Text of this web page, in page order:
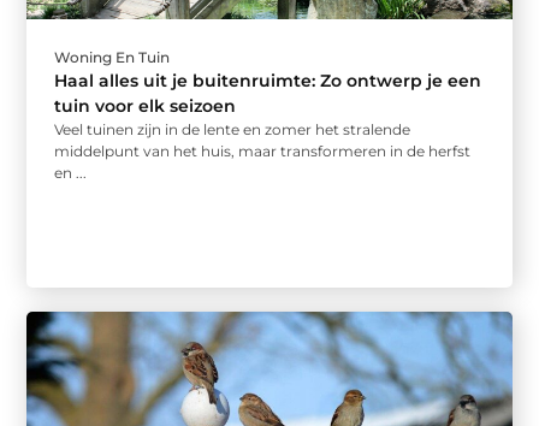
Woning En Tuin
Haal alles uit je buitenruimte: Zo ontwerp je een
tuin voor elk seizoen
Veel tuinen zijn in de lente en zomer het stralende
middelpunt van het huis, maar transformeren in de herfst
en ...